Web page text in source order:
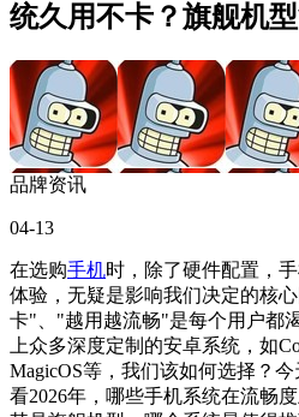
统久用不卡？旗舰机
品牌资讯
04-13
在选购手机时，除了硬件配置，
体验，无疑是影响我们决定的核
卡"、"越用越流畅"是每个用户都
上众多深度定制的安卓系统，如
MagicOS等，我们该如何选择？
看2026年，哪些手机系统在流畅